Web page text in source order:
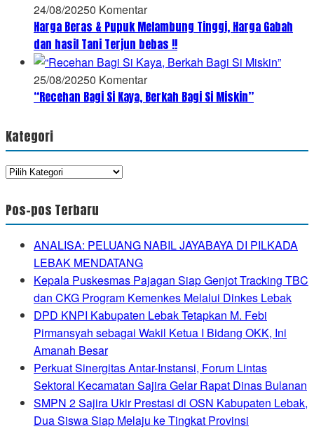
24/08/20250 Komentar
Harga Beras & Pupuk Melambung Tinggi, Harga Gabah
dan hasil Tani Terjun bebas !!
25/08/20250 Komentar
“Recehan Bagi Si Kaya, Berkah Bagi Si Miskin”
Kategori
Kategori
Pos-pos Terbaru
ANALISA: PELUANG NABIL JAYABAYA DI PILKADA
LEBAK MENDATANG
Kepala Puskesmas Pajagan Siap Genjot Tracking TBC
dan CKG Program Kemenkes Melalui Dinkes Lebak
DPD KNPI Kabupaten Lebak Tetapkan M. Febi
Pirmansyah sebagai Wakil Ketua I Bidang OKK, Ini
Amanah Besar
Perkuat Sinergitas Antar-Instansi, Forum Lintas
Sektoral Kecamatan Sajira Gelar Rapat Dinas Bulanan
SMPN 2 Sajira Ukir Prestasi di OSN Kabupaten Lebak,
Dua Siswa Siap Melaju ke Tingkat Provinsi